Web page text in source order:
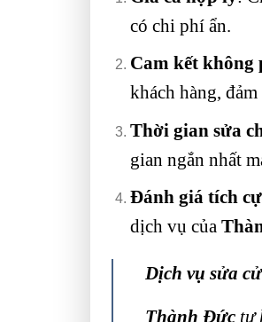
có chi phí ẩn.
Cam kết không
khách hàng,
Thời gian sửa
gian ngắn nhất
Đánh giá tích
dịch vụ của
Dịch vụ sửa
Thành Đức tự